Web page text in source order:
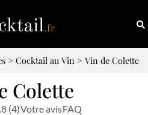
> Cocktail au Vin > Vin de Colette
Colette
(4)Votre avisFAQ